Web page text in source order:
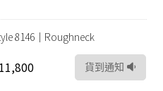
8146｜Roughneck
貨到通知